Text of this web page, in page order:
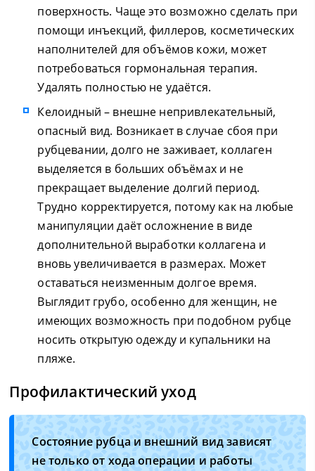
поверхность. Чаще это возможно сделать при
помощи инъекций, филлеров, косметических
наполнителей для объёмов кожи, может
потребоваться гормональная терапия.
Удалять полностью не удаётся.
Келоидный – внешне непривлекательный,
опасный вид. Возникает в случае сбоя при
рубцевании, долго не заживает, коллаген
выделяется в больших объёмах и не
прекращает выделение долгий период.
Трудно корректируется, потому как на любые
манипуляции даёт осложнение в виде
дополнительной выработки коллагена и
вновь увеличивается в размерах. Может
оставаться неизменным долгое время.
Выглядит грубо, особенно для женщин, не
имеющих возможность при подобном рубце
носить открытую одежду и купальники на
пляже.
Профилактический уход
Состояние рубца и внешний вид зависят
не только от хода операции и работы